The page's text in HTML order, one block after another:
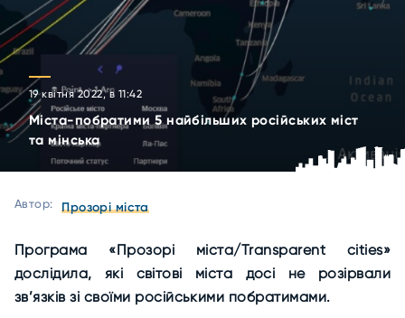
19 квітня 2022, в 11:42
Міста-побратими 5 найбільших російських міст
та мінська
Автор: Прозорі міста
Програма «Прозорі міста/Transparent cities»
дослідила, які світові міста досі не розірвали
зв’язків зі своїми російськими побратимами.